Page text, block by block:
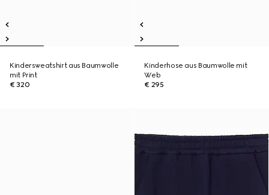
Kindersweatshirt aus Baumwolle
mit Print
€ 320
Kinderhose aus Baumwolle mit
Web
€ 295